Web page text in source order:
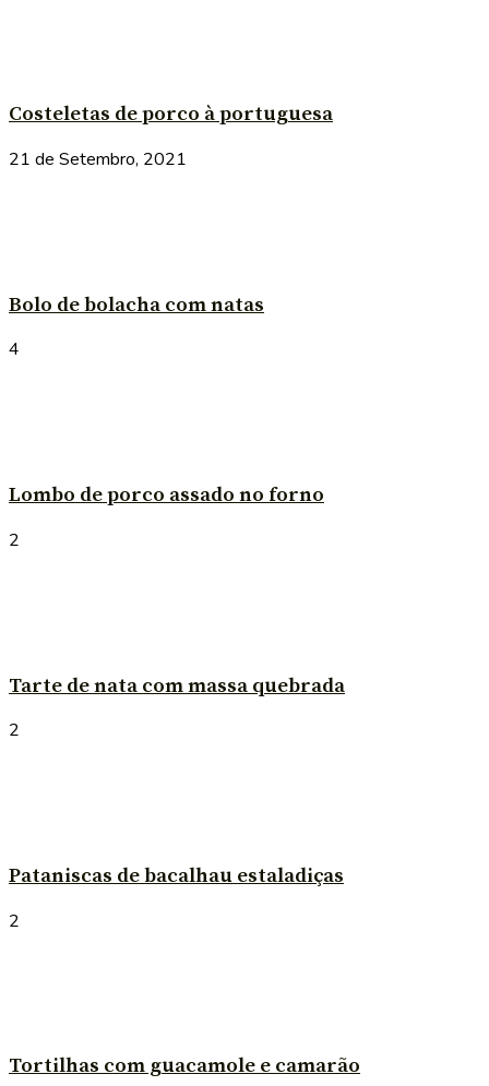
Costeletas de porco à portuguesa
21 de Setembro, 2021
Bolo de bolacha com natas
4
Lombo de porco assado no forno
2
Tarte de nata com massa quebrada
2
Pataniscas de bacalhau estaladiças
2
Tortilhas com guacamole e camarão